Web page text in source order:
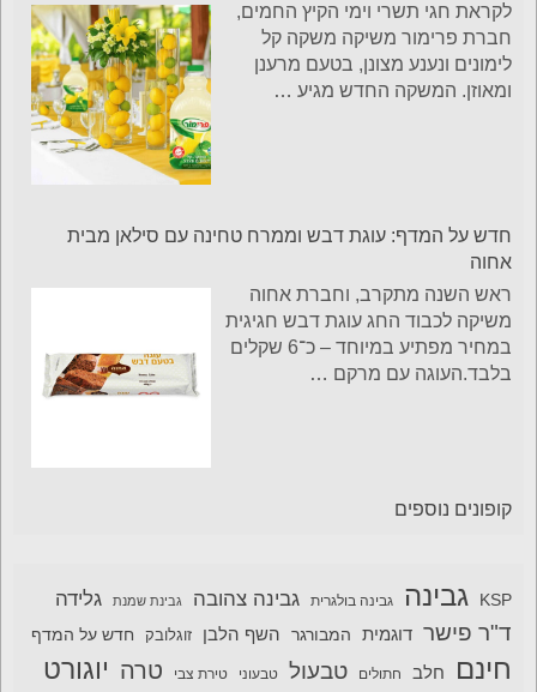
לקראת חגי תשרי וימי הקיץ החמים,
חברת פרימור משיקה משקה קל
לימונים ונענע מצונן, בטעם מרענן
ומאוזן. המשקה החדש מגיע …
חדש על המדף: עוגת דבש וממרח טחינה עם סילאן מבית
אחוה
ראש השנה מתקרב, וחברת אחוה
משיקה לכבוד החג עוגת דבש חגיגית
במחיר מפתיע במיוחד – כ־6 שקלים
בלבד.העוגה עם מרקם …
קופונים נוספים
KSP גבינה גבינה בולגרית גבינה צהובה גבינת שמנת גלידה
ד"ר פישר דוגמית המבורגר השף הלבן זוגלובק חדש על המדף
חינם חלב חתולים טבעול טבעוני טירת צבי טרה יוגורט